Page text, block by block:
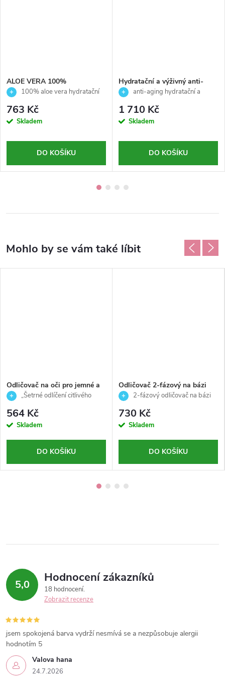
ALOE VERA 100%
profesionální hydratační gel
200 ml
100% aloe vera hydratační
763 Kč
Skladem
DO KOŠÍKU
Hydratační a výživný anti-
aging krém proti vráskám a
50ml
anti-aging hydratační a
1 710 Kč
Skladem
DO KOŠÍKU
Odličovač na oči pro jemné a
účinné odlíčení i citlivé oblasti
Cappuccini - 125 ml
„Šetrné odlíčení citlivého
564 Kč
Skladem
DO KOŠÍKU
Odličovač 2-fázový na bázi
oleje pro jemné a účinné
2-fázový odličovač na bázi
pleti ✨
730 Kč
Skladem
DO KOŠÍKU
5,0 Hodnocení zákazníků
18 hodnocení
Zobrazit recenze
Valova hana
24.7.2026
jsem spokojená barva vydrží nesmívá se a nezpůsobuje alergii
hodnotím 5